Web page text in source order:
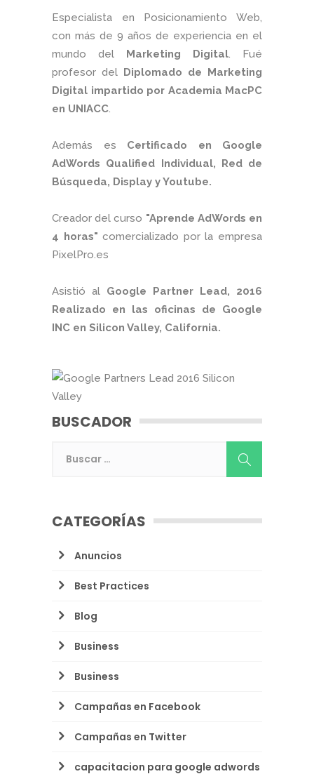
Especialista en Posicionamiento Web,
con más de 9 años de experiencia en el
mundo del Marketing Digital. Fué
profesor del Diplomado de Marketing
Digital impartido por Academia MacPC
en UNIACC.
Además es Certificado en Google
AdWords Qualified Individual, Red de
Búsqueda, Display y Youtube.
Creador del curso "Aprende AdWords en
4 horas" comercializado por la empresa
PixelPro.es
Asistió al Google Partner Lead, 2016
Realizado en las oficinas de Google
INC en Silicon Valley, California.
BUSCADOR
CATEGORÍAS
Anuncios
Best Practices
Blog
Business
Business
Campañas en Facebook
Campañas en Twitter
capacitacion para google adwords